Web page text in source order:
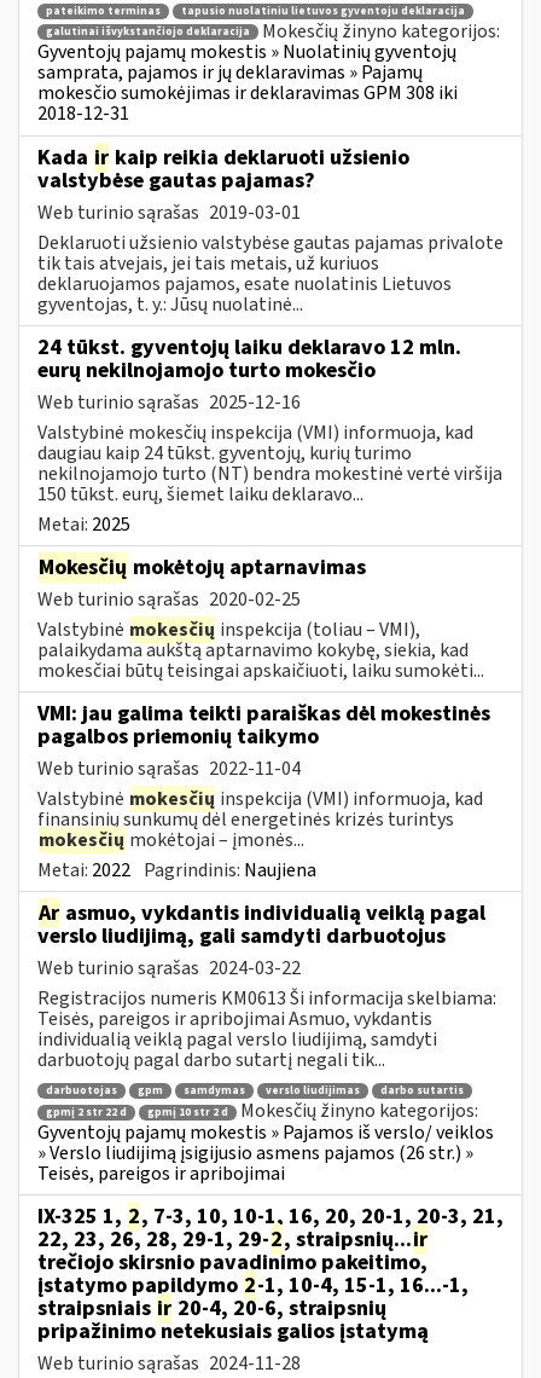
pateikimo terminas
tapusio nuolatiniu lietuvos gyventoju deklaracija
galutinai išvykstančiojo deklaracija
Mokesčių žinyno kategorijos:
Gyventojų pajamų mokestis » Nuolatinių gyventojų
samprata, pajamos ir jų deklaravimas » Pajamų
mokesčio sumokėjimas ir deklaravimas GPM 308 iki
2018-12-31
Kada ir kaip reikia deklaruoti užsienio
valstybėse gautas pajamas?
Web turinio sąrašas 2019-03-01
Deklaruoti užsienio valstybėse gautas pajamas privalote
tik tais atvejais, jei tais metais, už kuriuos
deklaruojamos pajamos, esate nuolatinis Lietuvos
gyventojas, t. y.: Jūsų nuolatinė...
24 tūkst. gyventojų laiku deklaravo 12 mln.
eurų nekilnojamojo turto mokesčio
Web turinio sąrašas 2025-12-16
Valstybinė mokesčių inspekcija (VMI) informuoja, kad
daugiau kaip 24 tūkst. gyventojų, kurių turimo
nekilnojamojo turto (NT) bendra mokestinė vertė viršija
150 tūkst. eurų, šiemet laiku deklaravo...
Metai: 2025
Mokesčių mokėtojų aptarnavimas
Web turinio sąrašas 2020-02-25
Valstybinė mokesčių inspekcija (toliau – VMI),
palaikydama aukštą aptarnavimo kokybę, siekia, kad
mokesčiai būtų teisingai apskaičiuoti, laiku sumokėti...
VMI: jau galima teikti paraiškas dėl mokestinės
pagalbos priemonių taikymo
Web turinio sąrašas 2022-11-04
Valstybinė mokesčių inspekcija (VMI) informuoja, kad
finansinių sunkumų dėl energetinės krizės turintys
mokesčių mokėtojai – įmonės...
Metai: 2022 Pagrindinis: Naujiena
Ar asmuo, vykdantis individualią veiklą pagal
verslo liudijimą, gali samdyti darbuotojus
Web turinio sąrašas 2024-03-22
Registracijos numeris KM0613 Ši informacija skelbiama:
Teisės, pareigos ir apribojimai Asmuo, vykdantis
individualią veiklą pagal verslo liudijimą, samdyti
darbuotojų pagal darbo sutartį negali tik...
darbuotojas gpm samdymas verslo liudijimas
darbo sutartis
gpmį 2 str 22 d
gpmį 10 str 2 d
Mokesčių žinyno kategorijos:
Gyventojų pajamų mokestis » Pajamos iš verslo/ veiklos
» Verslo liudijimą įsigijusio asmens pajamos (26 str.) »
Teisės, pareigos ir apribojimai
IX-325 1, 2, 7-3, 10, 10-1, 16, 20, 20-1, 20-3, 21,
22, 23, 26, 28, 29-1, 29-2, straipsnių...ir
trečiojo skirsnio pavadinimo pakeitimo,
įstatymo papildymo 2-1, 10-4, 15-1, 16...-1,
straipsniais ir 20-4, 20-6, straipsnių
pripažinimo netekusiais galios įstatymą
Web turinio sąrašas 2024-11-28